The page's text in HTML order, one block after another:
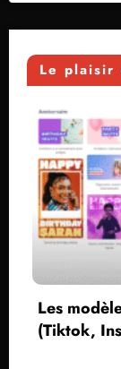
Le plaisir
Les modèles
(Tiktok,